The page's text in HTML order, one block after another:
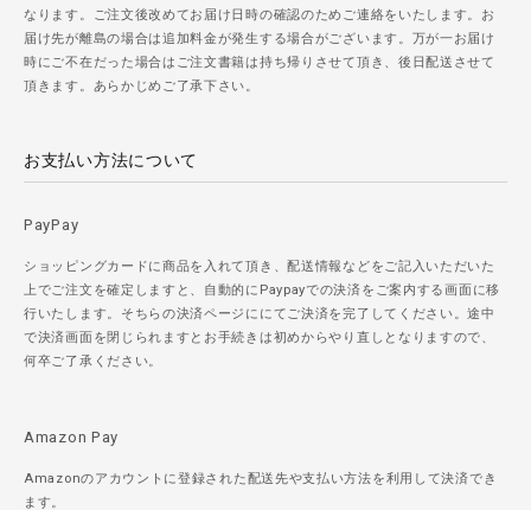
なります。ご注文後改めてお届け日時の確認のためご連絡をいたします。お
届け先が離島の場合は追加料金が発生する場合がございます。万が一お届け
時にご不在だった場合はご注文書籍は持ち帰りさせて頂き、後日配送させて
頂きます。あらかじめご了承下さい。
お支払い方法について
PayPay
ショッピングカードに商品を入れて頂き、配送情報などをご記入いただいた
上でご注文を確定しますと、自動的にPaypayでの決済をご案内する画面に移
行いたします。そちらの決済ページににてご決済を完了してください。途中
で決済画面を閉じられますとお手続きは初めからやり直しとなりますので、
何卒ご了承ください。
Amazon Pay
Amazonのアカウントに登録された配送先や支払い方法を利用して決済でき
ます。